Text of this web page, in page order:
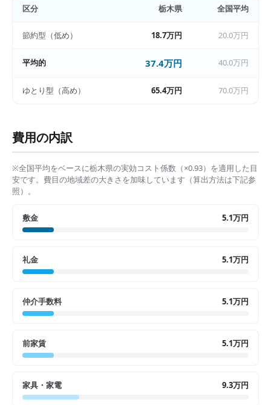
区分 栃木県 全国平均
節約型（低め） 18.7万円 20.0万円
平均的 37.4万円 40.0万円
ゆとり型（高め） 65.4万円 70.0万円
費用の内訳
※全国平均をベースに栃木県の実効コスト係数（×0.93）を適用した目
安です。費目の地域差の大きさを加味しています（算出方法は下記参
照）。
敷金 5.1万円
礼金 5.1万円
仲介手数料 5.1万円
前家賃 5.1万円
家具・家電 9.3万円